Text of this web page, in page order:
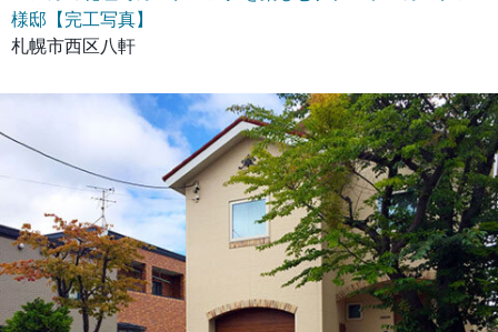
様邸【完工写真】
札幌市西区八軒